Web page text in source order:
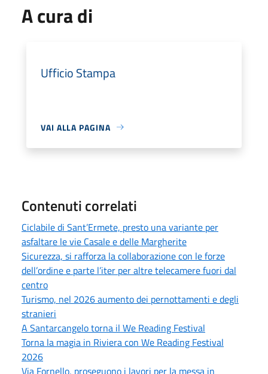
A cura di
Ufficio Stampa
VAI ALLA PAGINA
Contenuti correlati
Ciclabile di Sant’Ermete, presto una variante per
asfaltare le vie Casale e delle Margherite
Sicurezza, si rafforza la collaborazione con le forze
dell’ordine e parte l’iter per altre telecamere fuori dal
centro
Turismo, nel 2026 aumento dei pernottamenti e degli
stranieri
A Santarcangelo torna il We Reading Festival
Torna la magia in Riviera con We Reading Festival
2026
Via Fornello, proseguono i lavori per la messa in